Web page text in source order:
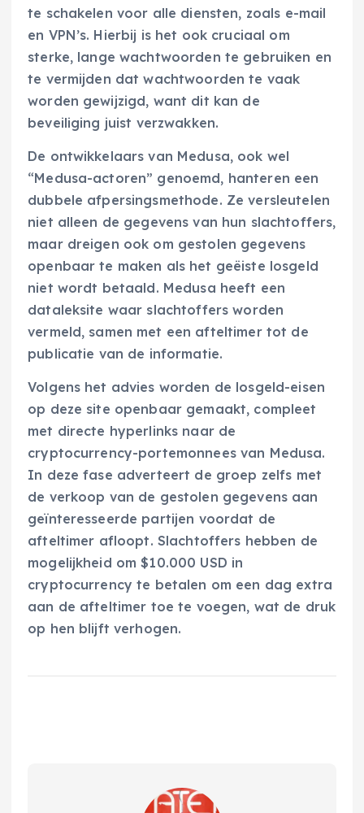
te schakelen voor alle diensten, zoals e-mail
en VPN’s. Hierbij is het ook cruciaal om
sterke, lange wachtwoorden te gebruiken en
te vermijden dat wachtwoorden te vaak
worden gewijzigd, want dit kan de
beveiliging juist verzwakken.
De ontwikkelaars van Medusa, ook wel
“Medusa-actoren” genoemd, hanteren een
dubbele afpersingsmethode. Ze versleutelen
niet alleen de gegevens van hun slachtoffers,
maar dreigen ook om gestolen gegevens
openbaar te maken als het geëiste losgeld
niet wordt betaald. Medusa heeft een
dataleksite waar slachtoffers worden
vermeld, samen met een afteltimer tot de
publicatie van de informatie.
Volgens het advies worden de losgeld-eisen
op deze site openbaar gemaakt, compleet
met directe hyperlinks naar de
cryptocurrency-portemonnees van Medusa.
In deze fase adverteert de groep zelfs met
de verkoop van de gestolen gegevens aan
geïnteresseerde partijen voordat de
afteltimer afloopt. Slachtoffers hebben de
mogelijkheid om $10.000 USD in
cryptocurrency te betalen om een dag extra
aan de afteltimer toe te voegen, wat de druk
op hen blijft verhogen.